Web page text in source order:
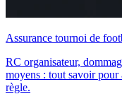
Assurance tournoi de
RC organisateur,
moyens : tout savoir pour
règle.